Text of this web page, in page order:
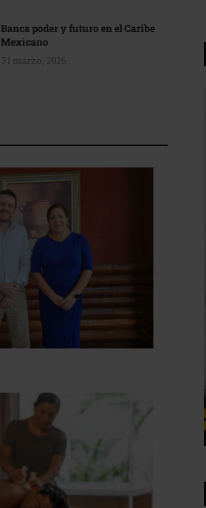
Banca poder y futuro en el Caribe
Mexicano
31 marzo, 2026